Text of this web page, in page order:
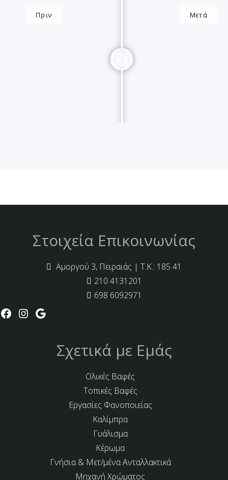
Στοιχεία Επικοινωνίας
Αμοργού 3, Πειραιάς | Τ.Κ.: 185 41
210 4131201
698 6092971
Σχετικά με Εμάς
Ολικές Βαφές
Τοπικές Βαφές
Εργασίες Φανοποιείας
Καλίμπρα
Γυάλισμα
Κέρωμα
Γνήσια & Μετ/μένα Ανταλλακτικά
Μηχανή Χρώματος